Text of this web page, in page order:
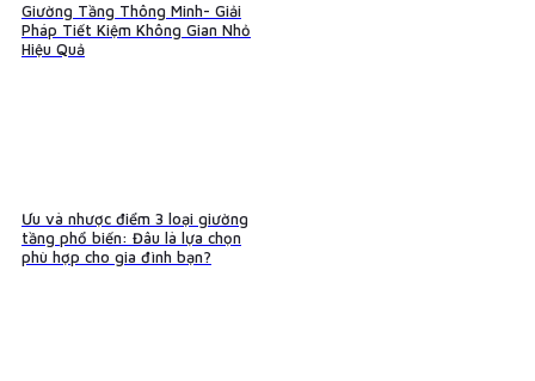
Giường Tầng Thông Minh- Giải
Pháp Tiết Kiệm Không Gian Nhỏ
Hiệu Quả
Ưu và nhược điểm 3 loại giường
tầng phổ biến: Đâu là lựa chọn
phù hợp cho gia đình bạn?